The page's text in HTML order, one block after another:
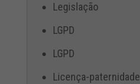
Legislação
LGPD
LGPD
Licença-paternidade